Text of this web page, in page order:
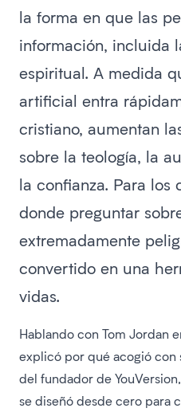
la forma en que las
información, incluida
espiritual. A medida
artificial entra
cristiano, aumentan
sobre la teología, la
la confianza. Para los
donde preguntar
extremadamente
convertido en una
vidas.
Hablando con Tom Jordan
explicó por qué acogió con
del fundador de
se diseñó desde cero para